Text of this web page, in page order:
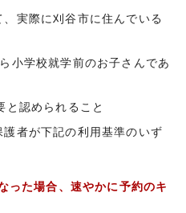
実際に刈谷市に住んでいる
小学校就学前のお子さんであ
と認められること
者が下記の利用基準のいず
った場合、速やかに予約のキ